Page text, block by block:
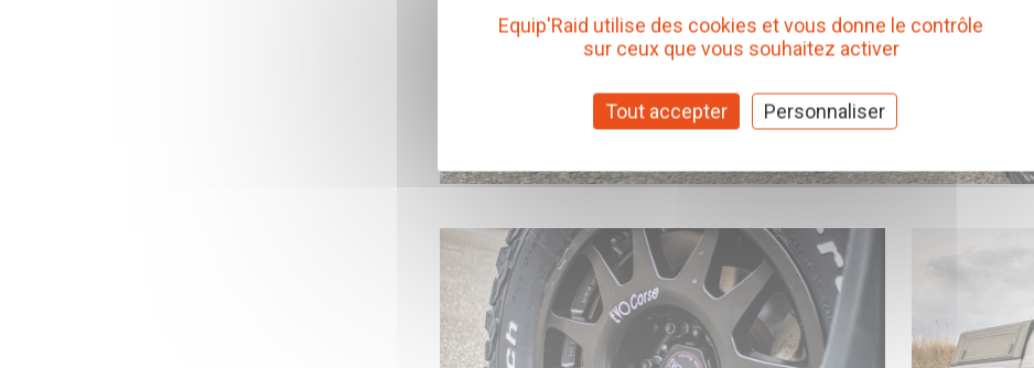
Equip'Raid utilise des cookies et vous donne le contrôle
sur ceux que vous souhaitez activer
Tout accepter Personnaliser